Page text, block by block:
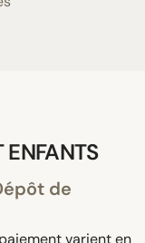
ENFANTS
de
varient en